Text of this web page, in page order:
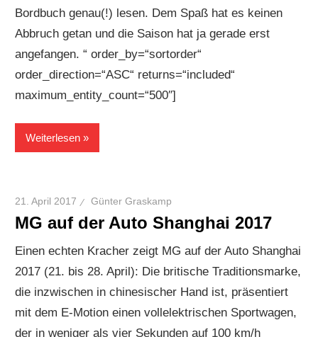
Bordbuch genau(!) lesen. Dem Spaß hat es keinen
Abbruch getan und die Saison hat ja gerade erst
angefangen. “ order_by=“sortorder“
order_direction=“ASC“ returns=“included“
maximum_entity_count=“500″]
Weiterlesen
21. April 2017 Günter Graskamp
MG auf der Auto Shanghai 2017
Einen echten Kracher zeigt MG auf der Auto Shanghai
2017 (21. bis 28. April): Die britische Traditionsmarke,
die inzwischen in chinesischer Hand ist, präsentiert
mit dem E-Motion einen vollelektrischen Sportwagen,
der in weniger als vier Sekunden auf 100 km/h